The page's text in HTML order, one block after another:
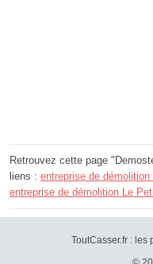
Retrouvez cette page
liens : entreprise de démolition
entreprise de démolition Le
ToutCasser.fr : les